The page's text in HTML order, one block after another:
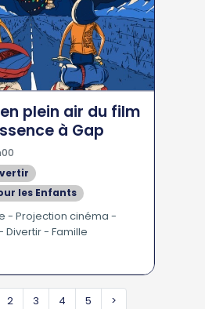
plein air du film
à Gap
les Enfants
- Projection cinéma -
Divertir - Famille
2 3 4 5 >